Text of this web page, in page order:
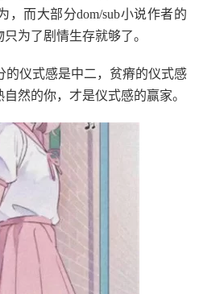
，而大部分dom/sub小说作者的
为了剧情生存就够了。
的仪式感是中二，贫瘠的仪式感
然的你，才是仪式感的赢家。